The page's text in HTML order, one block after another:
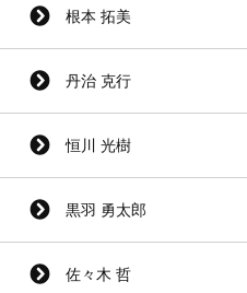
根本 拓美
丹治 克行
恒川 光樹
黒羽 勇太郎
佐々木 哲